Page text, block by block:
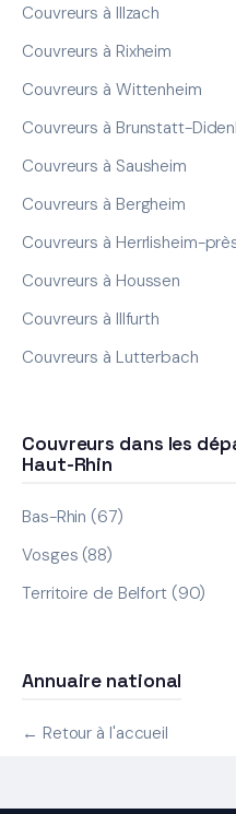
Couvreurs à Illzach
Couvreurs à Rixheim
Couvreurs à Wittenheim
Couvreurs à Brunstatt-
Couvreurs à Sausheim
Couvreurs à Bergheim
Couvreurs à Herrlisheim-
Couvreurs à Houssen
Couvreurs à Illfurth
Couvreurs à Lutterbach
Couvreurs dans les
Haut-Rhin
Bas-Rhin (67)
Vosges (88)
Territoire de Belfort (90)
Annuaire national
← Retour à l'accueil